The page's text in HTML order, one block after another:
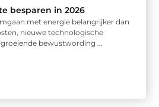
besparen in 2026
met energie belangrijker dan
nieuwe technologische
bewustwording ...